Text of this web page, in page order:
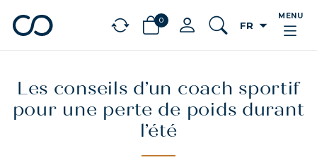
chevron_leftBÉNÉFICES
0 FR arrow_drop_down
MENU
Les conseils d’un coach sportif
pour une perte de poids durant
l’été